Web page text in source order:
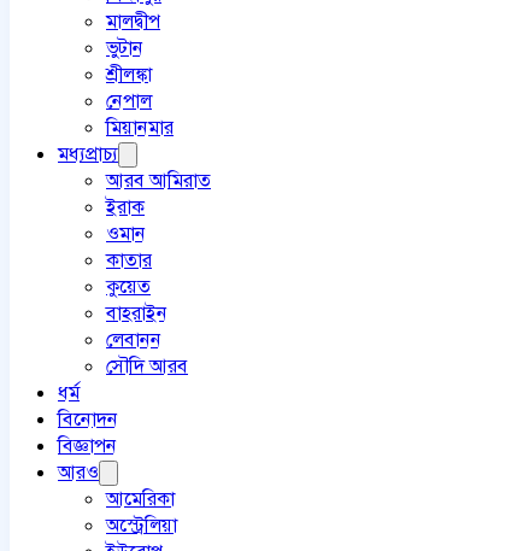
মালদ্বীপ
ভুটান
শ্রীলঙ্কা
নেপাল
মিয়ানমার
মধ্যপ্রাচ্য
আরব আমিরাত
ইরাক
ওমান
কাতার
কুয়েত
বাহরাইন
লেবানন
সৌদি আরব
ধর্ম
বিনোদন
বিজ্ঞাপন
আরও
আমেরিকা
অস্ট্রেলিয়া